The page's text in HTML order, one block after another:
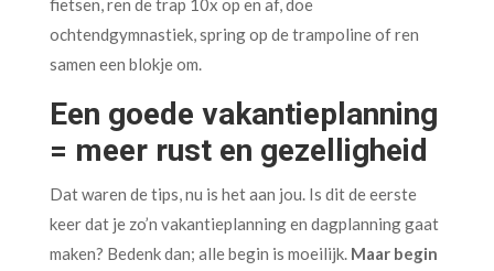
ochtendgymnastiek, spring op de trampoline of ren
samen een blokje om.
Een goede vakantieplanning
= meer rust en gezelligheid
Dat waren de tips, nu is het aan jou. Is dit de eerste
keer dat je zo’n vakantieplanning en dagplanning gaat
maken? Bedenk dan; alle begin is moeilijk. Maar begin